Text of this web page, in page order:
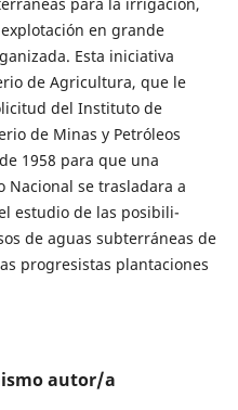
en grande
Esta iniciativa
de Agricultura, que le
del Instituto de
de Minas y Petróleos
1958 para que una
Nacional se trasladara a
estudio de las posibili­
de aguas subterráneas de
progresistas plantaciones
autor/a